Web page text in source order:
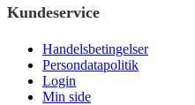
Kundeservice
Handelsbetingelser
Persondatapolitik
Login
Min side